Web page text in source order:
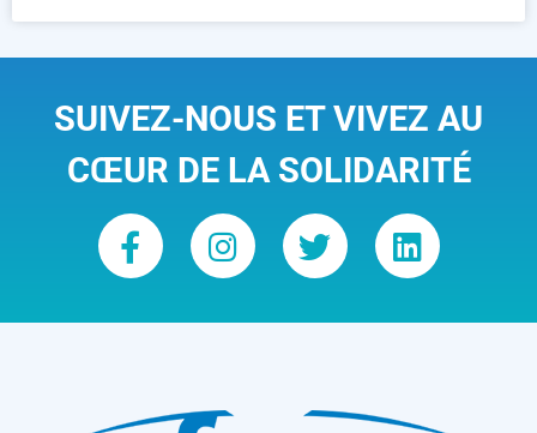
SUIVEZ-NOUS ET VIVEZ AU
CŒUR DE LA SOLIDARITÉ